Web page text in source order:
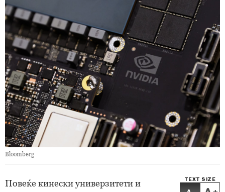
Bloomberg
TEXT SIZE
Повеќе кинески универзитети и